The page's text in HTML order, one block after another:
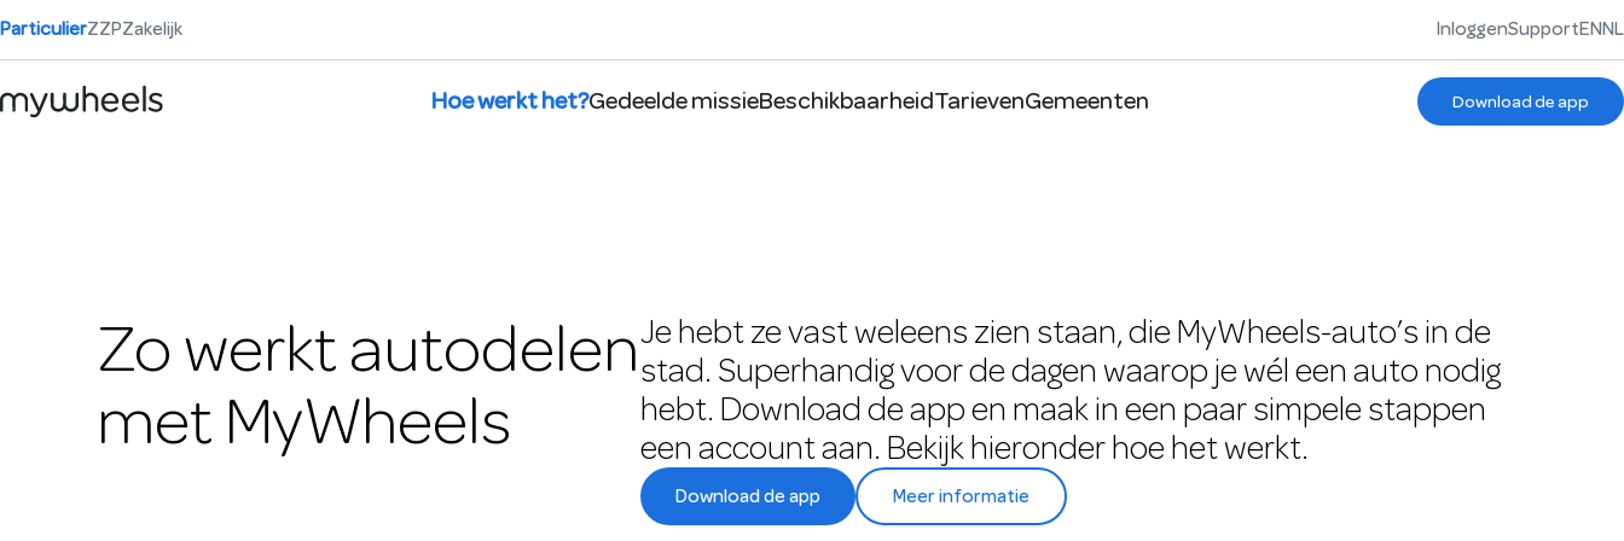
ParticulierZZPZakelijk InloggenSupportENNL
Hoe werkt het?Gedeelde missieBeschikbaarheidTarievenGemeenten Download de app
Zo werkt autodelen
met MyWheels
Je hebt ze vast weleens zien staan, die MyWheels-auto’s in de
stad. Superhandig voor de dagen waarop je wél een auto nodig
hebt. Download de app en maak in een paar simpele stappen
een account aan. Bekijk hieronder hoe het werkt.
Download de app Meer informatie